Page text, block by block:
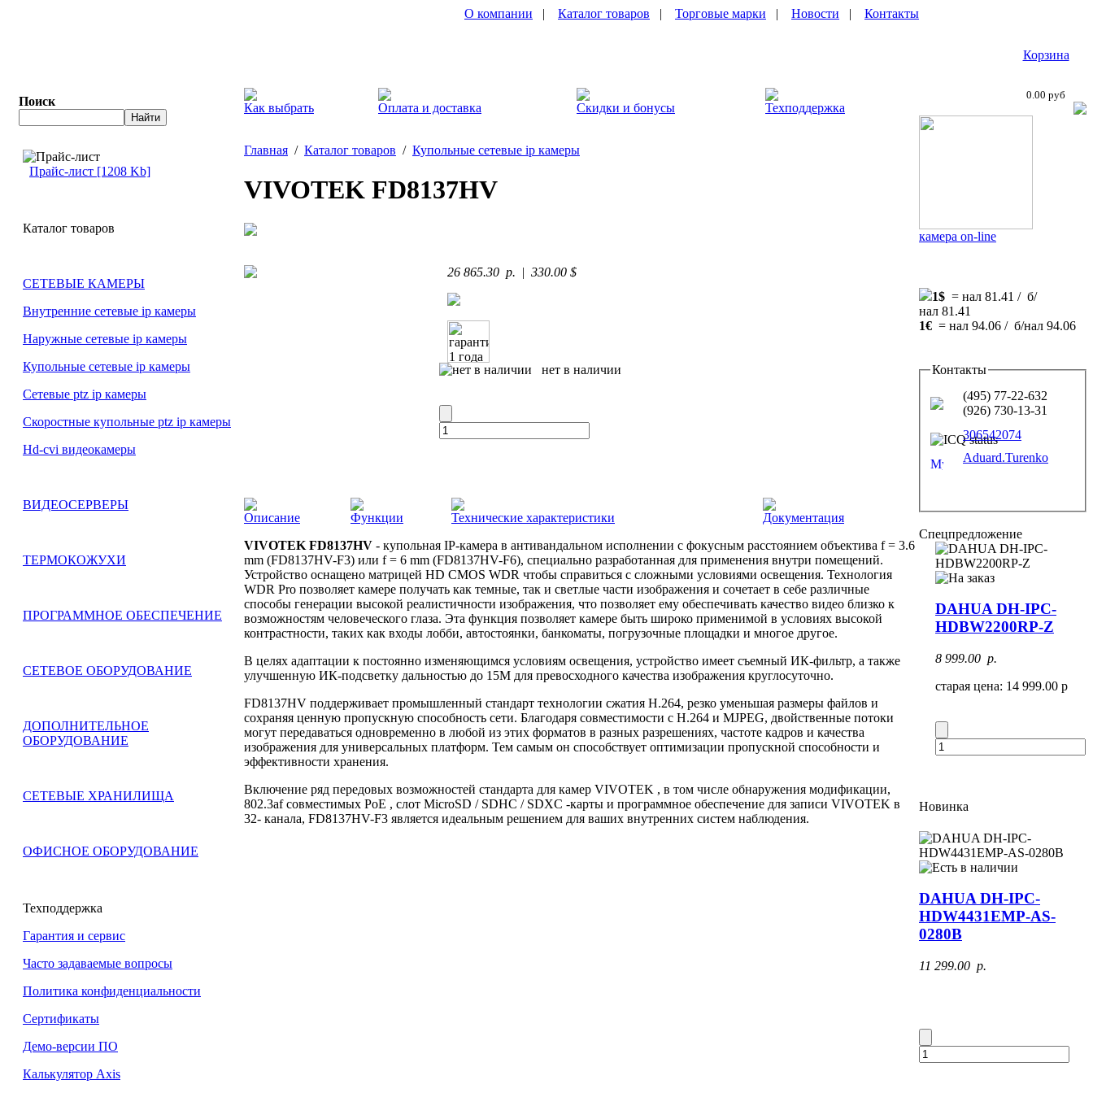
Поиск
О компании | Каталог товаров | Торговые марки | Новости | Контакты
Как выбрать Оплата и доставка Скидки и бонусы Техподдержка
Корзина
0.00 руб
Прайс-лист [1208 Kb]
Каталог товаров
СЕТЕВЫЕ КАМЕРЫ
Внутренние сетевые ip камеры
Наружные сетевые ip камеры
Купольные сетевые ip камеры
Сетевые ptz ip камеры
Скоростные купольные ptz ip камеры
Hd-cvi видеокамеры
ВИДЕОСЕРВЕРЫ
ТЕРМОКОЖУХИ
ПРОГРАММНОЕ ОБЕСПЕЧЕНИЕ
СЕТЕВОЕ ОБОРУДОВАНИЕ
ДОПОЛНИТЕЛЬНОЕ
ОБОРУДОВАНИЕ
СЕТЕВЫЕ ХРАНИЛИЩА
ОФИСНОЕ ОБОРУДОВАНИЕ
Техподдержка
Гарантия и сервис
Часто задаваемые вопросы
Политика конфиденциальности
Сертификаты
Демо-версии ПО
Калькулятор Axis
Главная / Каталог товаров / Купольные сетевые ip камеры
VIVOTEK FD8137HV
26 865.30 p. | 330.00 $
нет в наличии
Описание Функции Технические характеристики
Документация
VIVOTEK FD8137HV - купольная IP-камера в антивандальном исполнении с фокусным расстоянием объектива f = 3.6
mm (FD8137HV-F3) или f = 6 mm (FD8137HV-F6), специально разработанная для применения внутри помещений.
Устройство оснащено матрицей HD CMOS WDR чтобы справиться с сложными условиями освещения. Технология
WDR Pro позволяет камере получать как темные, так и светлые части изображения и сочетает в себе различные
способы генерации высокой реалистичности изображения, что позволяет ему обеспечивать качество видео близко к
возможностям человеческого глаза. Эта функция позволяет камере быть широко применимой в условиях высокой
контрастности, таких как входы лобби, автостоянки, банкоматы, погрузочные площадки и многое другое.
В целях адаптации к постоянно изменяющимся условиям освещения, устройство имеет съемный ИК-фильтр, а также
улучшенную ИК-подсветку дальностью до 15M для превосходного качества изображения круглосуточно.
FD8137HV поддерживает промышленный стандарт технологии сжатия H.264, резко уменьшая размеры файлов и
сохраняя ценную пропускную способность сети. Благодаря совместимости с H.264 и MJPEG, двойственные потоки
могут передаваться одновременно в любой из этих форматов в разных разрешениях, частоте кадров и качества
изображения для универсальных платформ. Тем самым он способствует оптимизации пропускной способности и
эффективности хранения.
Включение ряд передовых возможностей стандарта для камер VIVOTEK , в том числе обнаружения модификации,
802.3af совместимых PoE , слот MicroSD / SDHC / SDXC -карты и программное обеспечение для записи VIVOTEK в
32- канала, FD8137HV-F3 является идеальным решением для ваших внутренних систем наблюдения.
камера on-line
1$ = нал 81.41 / б/
нал 81.41
1€ = нал 94.06 / б/нал 94.06
Контакты
(495) 77-22-632
(926) 730-13-31
306542074
Aduard.Turenko
Спецпредложение
DAHUA DH-IPC-
HDBW2200RP-Z
8 999.00 p.
старая цена: 14 999.00 р
Новинка
DAHUA DH-IPC-
HDW4431EMP-AS-
0280B
11 299.00 p.